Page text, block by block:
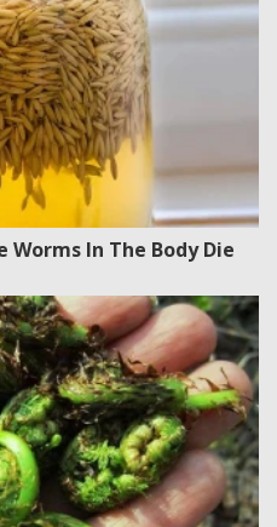
Worms In The Body Die